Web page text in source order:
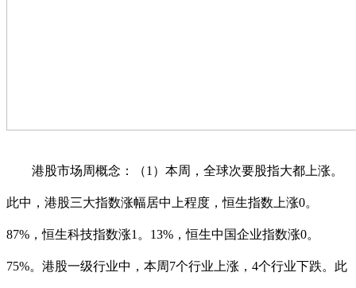
港股市场周概念：（1）本周，全球次要股指大都上涨。
此中，港股三大指数涨幅居中上程度，恒生指数上涨0。
87%，恒生科技指数涨1。13%，恒生中国企业指数涨0。
75%。港股一级行业中，本周7个行业上涨，4个行业下跌。此